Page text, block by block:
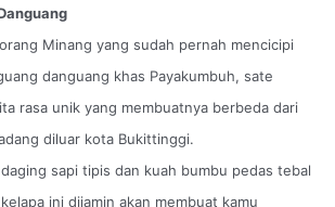
Minang yang sudah pernah mencicipi
danguang khas Payakumbuh, sate
rasa unik yang membuatnya berbeda dari
diluar kota Bukittinggi.
sapi tipis dan kuah bumbu pedas tebal
ini dijamin akan membuat kamu